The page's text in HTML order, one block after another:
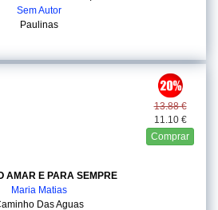
Sem Autor
Paulinas
13.88 €
11.10 €
Comprar
AMAR E PARA SEMPRE
Maria Matias
Das Aguas